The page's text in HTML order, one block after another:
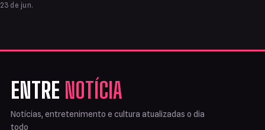
23 de jun.
ENTRE NOTÍCIA
Notícias, entretenimento e cultura atualizadas o dia
todo